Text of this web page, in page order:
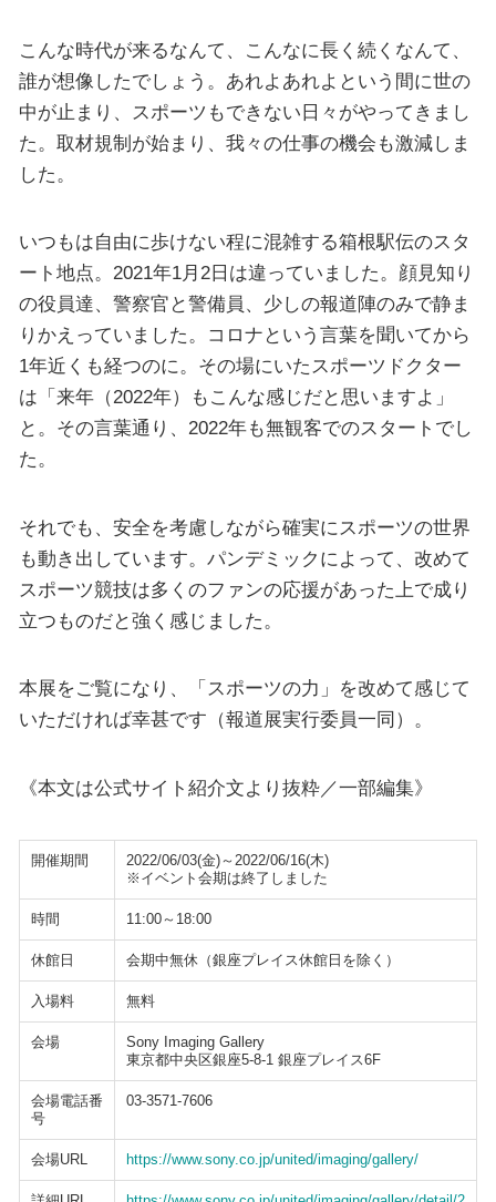
こんな時代が来るなんて、こんなに長く続くなんて、
誰が想像したでしょう。あれよあれよという間に世の
中が止まり、スポーツもできない日々がやってきまし
た。取材規制が始まり、我々の仕事の機会も激減しま
した。
いつもは自由に歩けない程に混雑する箱根駅伝のスタ
ート地点。2021年1月2日は違っていました。顔見知り
の役員達、警察官と警備員、少しの報道陣のみで静ま
りかえっていました。コロナという言葉を聞いてから
1年近くも経つのに。その場にいたスポーツドクター
は「来年（2022年）もこんな感じだと思いますよ」
と。その言葉通り、2022年も無観客でのスタートでし
た。
それでも、安全を考慮しながら確実にスポーツの世界
も動き出しています。パンデミックによって、改めて
スポーツ競技は多くのファンの応援があった上で成り
立つものだと強く感じました。
本展をご覧になり、「スポーツの力」を改めて感じて
いただければ幸甚です（報道展実行委員一同）。
《本文は公式サイト紹介文より抜粋／一部編集》
開催期間
2022/06/03(金)～2022/06/16(木)
※イベント会期は終了しました
時間 11:00～18:00
休館日 会期中無休（銀座プレイス休館日を除く）
入場料 無料
会場
Sony Imaging Gallery
東京都中央区銀座5-8-1 銀座プレイス6F
会場電話番
号
03-3571-7606
会場URL https://www.sony.co.jp/united/imaging/gallery/